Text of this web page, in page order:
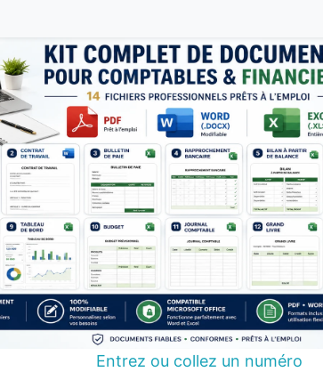
Entrez ou collez un numéro